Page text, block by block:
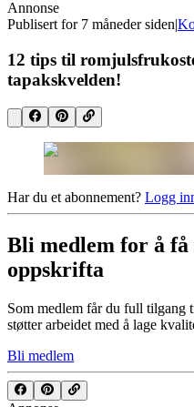
Annonse
Publisert for 7 måneder siden|
12 tips til
tapakskvelden!
Har du et abonnement? Logg
Bli medlem for å
oppskrifta
Som medlem får du full tilgang
støtter arbeidet med å lage
Bli medlem